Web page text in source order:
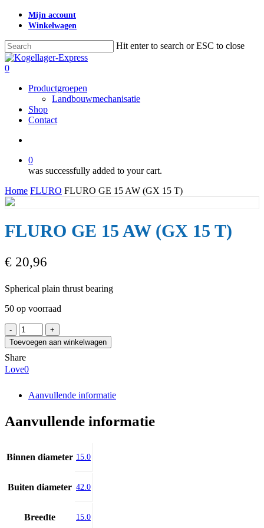
Skip
content
Mijn account
Winkelwagen
Hit enter to search or ESC to close
Close
Search
search
0
Productgroepen
Landbouwmechanisatie
Shop
Contact
0
was successfully added to your cart.
Home FLURO FLURO GE 15 AW (GX 15 T)
FLURO GE 15 AW (GX 15 T)
€ 20,96
Spherical plain thrust bearing
50 op voorraad
FLURO
GE
15
AW
(GX
aantal
Toevoegen aan winkelwagen
Share
Love0
Aanvullende informatie
Aanvullende informatie
Binnen diameter 15.0
Buiten diameter 42.0
Breedte 15.0